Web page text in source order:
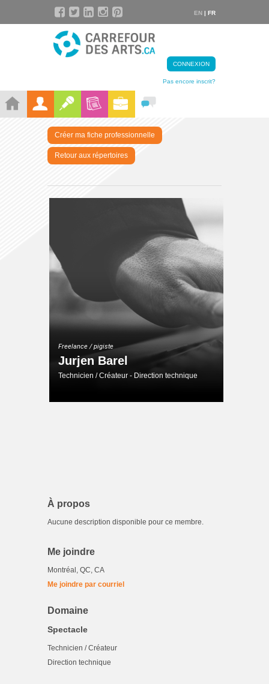
EN | FR
CONNEXION
Pas encore inscrit?
Créer ma fiche professionnelle
Retour aux répertoires
Freelance / pigiste
Jurjen Barel
Technicien / Créateur - Direction technique
À propos
Aucune description disponible pour ce membre.
Me joindre
Montréal, QC, CA
Me joindre par courriel
Domaine
Spectacle
Technicien / Créateur
Direction technique